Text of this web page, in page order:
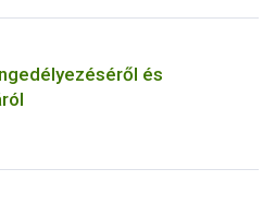
és